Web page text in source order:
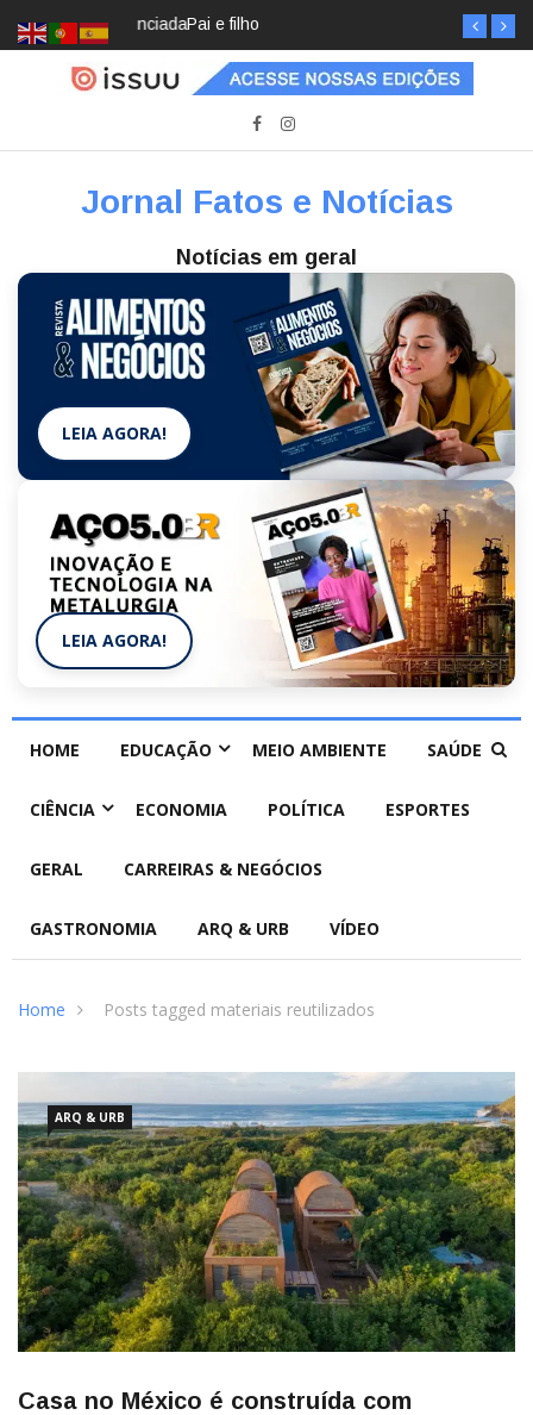
Pai e filho
Jornal Fatos e Notícias
Notícias em geral
LEIA AGORA!
LEIA AGORA!
HOME EDUCAÇÃO MEIO AMBIENTE SAÚDE
CIÊNCIA ECONOMIA POLÍTICA ESPORTES
GERAL CARREIRAS & NEGÓCIOS
GASTRONOMIA ARQ & URB VÍDEO
Home Posts tagged materiais reutilizados
ARQ & URB
Casa no México é construída com